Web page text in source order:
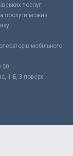
послуг.
послуги можна
мобільного
1-Б, 3 поверх